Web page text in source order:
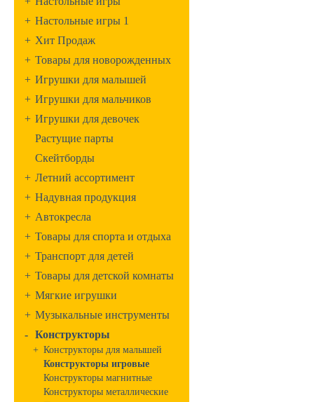
+ Настольные игры 1
+ Хит Продаж
+ Товары для новорожденных
+ Игрушки для малышей
+ Игрушки для мальчиков
+ Игрушки для девочек
Растущие парты
Скейтборды
+ Летний ассортимент
+ Надувная продукция
+ Автокресла
+ Товары для спорта и отдыха
+ Транспорт для детей
+ Товары для детской комнаты
+ Мягкие игрушки
+ Музыкальные инструменты
- Конструкторы
+ Конструкторы для малышей
Конструкторы игровые
Конструкторы магнитные
Конструкторы металлические